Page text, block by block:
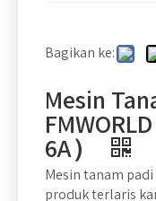
Bagikan ke:
Mesin
6A）
Mesin tanam padi
produk terlaris